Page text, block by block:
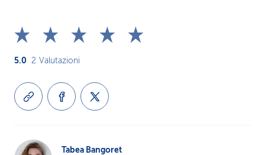
5.0 2 Valutazioni
Tabea Bangoret